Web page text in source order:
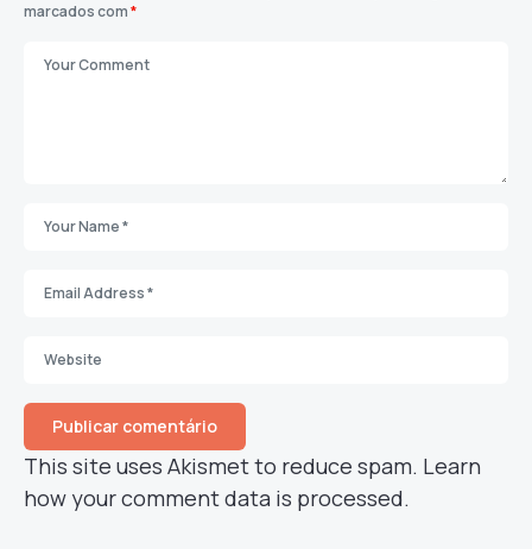
marcados com*
This site uses Akismet to reduce spam. Learn
how your comment data is processed.